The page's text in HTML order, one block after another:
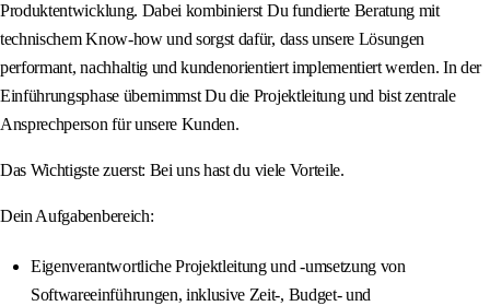
Produktentwicklung. Dabei kombinierst Du fundierte Beratung mit
technischem Know-how und sorgst dafür, dass unsere Lösungen
performant, nachhaltig und kundenorientiert implementiert werden. In der
Einführungsphase übernimmst Du die Projektleitung und bist zentrale
Ansprechperson für unsere Kunden.
Das Wichtigste zuerst: Bei uns hast du viele Vorteile.
Dein Aufgabenbereich:
Eigenverantwortliche Projektleitung und -umsetzung von
Softwareeinführungen, inklusive Zeit-, Budget- und